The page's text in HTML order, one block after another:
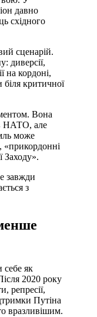
давно
східного
сценарій.
диверсії,
на кордоні,
критичної
Вона
НАТО, але
може
«прикордонні
Заходу».
завжди
з
себе як
2020 року
репресії,
Путіна
вразливішим.